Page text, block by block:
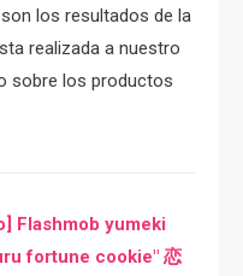
los resultados de la
realizada a nuestro
sobre los productos
Flashmob yumeki
fortune cookie" 恋